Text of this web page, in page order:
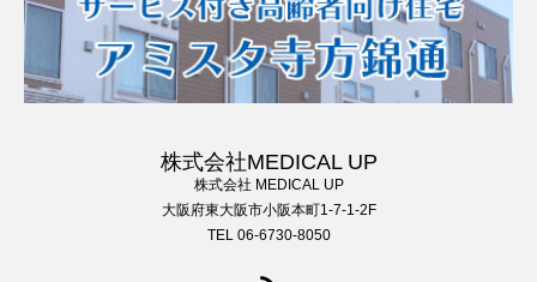
株式会社MEDICAL UP
株式会社 MEDICAL UP
大阪府東大阪市小阪本町1-7-1-2F
TEL 06-6730-8050